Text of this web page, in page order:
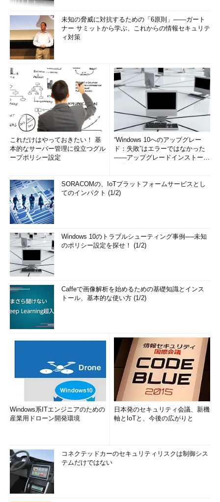
未知の脅威に対抗するための「6原則」――ガート
ナー サミットから学ぶ、これからの情報セキュリテ
ィ対策
これだけはやっておきたい！ 基
本的なサーバー管理に役立つグル
ープポリシー設定
“Windows 10へのアップグレー
ド：失敗”はエラーではなかった
――アップグレードインストール
SORACOMの、IoTプラットフォームサービスとし
てのインパクト (1/2)
Windows 10のトラブルシューティング事例──未知
のポリシー設定を探せ！ (1/2)
Caffeで画像解析を始めるための基礎知識とインス
トール、基本的な使い方 (1/2)
Windows系ITエンジニアのための
産業用ドローン開発環境
日本発のセキュリティ会議、新機
軸とIoTと、今後の広がりと
コネクテッドカーのセキュリティリスクは制御シス
テムだけではない